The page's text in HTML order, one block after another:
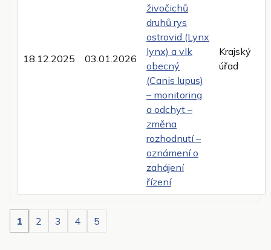
18.12.2025 03.01.2026
živočichů
druhů rys
ostrovid (Lynx
lynx) a vlk
obecný
(Canis lupus)
– monitoring
a odchyt –
změna
rozhodnutí –
oznámení o
zahájení
řízení
Krajský
úřad
1 2 3 4 5